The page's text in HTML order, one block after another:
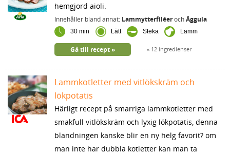
hemgjord aioli.
Innehåller bland annat: LammytterfiléerochÄggula
30 min Lätt Steka Lamm
12 ingredienser
Gå till recept
Lammkotletter med vitlökskräm och
lökpotatis
Härligt recept på smarriga lammkotletter med
smakfull vitlökskräm och lyxig lökpotatis, denna
blandningen kanske blir en ny helg favorit? om
man inte har dubbla kotletter kan man ta